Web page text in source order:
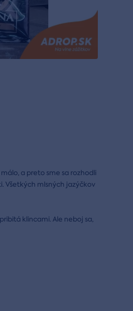
a preto sme sa rozhodli
Všetkých mlsných jazýčkov
klincami. Ale neboj sa,